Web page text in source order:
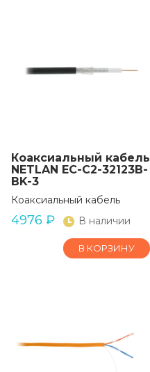
Коаксиальный кабель
NETLAN EC-C2-32123B-
BK-3
Коаксиальный кабель
4976 ₽ В наличии
В КОРЗИНУ